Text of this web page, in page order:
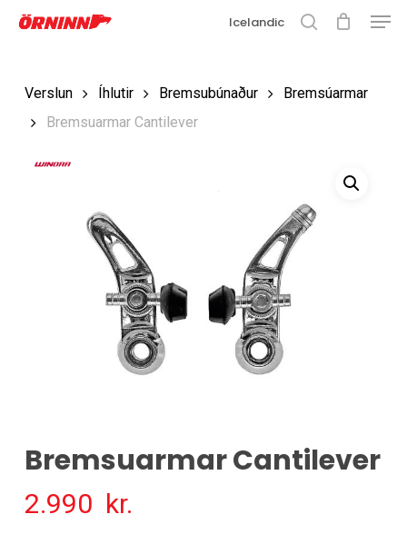
Fara
Loka
Icelandic
Verslun Íhlutir Bremsubúnaður
Bremsúarmar
Bremsuarmar Cantilever
Bremsuarmar Cantilever
2.990 kr.